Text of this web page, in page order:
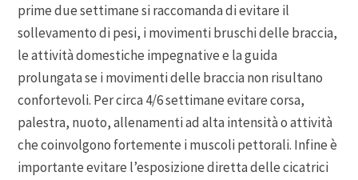
prime due settimane si raccomanda di evitare il
sollevamento di pesi, i movimenti bruschi delle braccia,
le attività domestiche impegnative e la guida
prolungata se i movimenti delle braccia non risultano
confortevoli. Per circa 4/6 settimane evitare corsa,
palestra, nuoto, allenamenti ad alta intensità o attività
che coinvolgono fortemente i muscoli pettorali. Infine è
importante evitare l’esposizione diretta delle cicatrici